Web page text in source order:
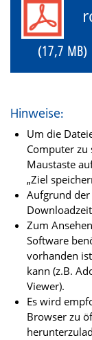
(17,7 MB)
Hinweise:
Um die
Computer zu
Maustaste
„Ziel
Aufgrund
Zum
Software
vorhanden
kann (z.B.
Viewer).
Es wird
Browser zu